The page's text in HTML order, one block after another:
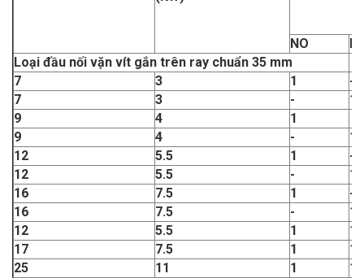
NO
Loại đầu nối vặn vít gắn trên ray chuẩn 35 mm
7
3 1
-
7
3 -
1
9
4
1
9
4 -
1
12
5.5 1
-
12
5.5 -
1
16
7.5 1
-
16
7.5 -
1
12
5.5 1
1
17
7.5 1
1
25
11 1
1